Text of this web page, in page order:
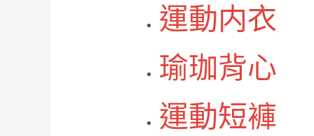
運動内衣
瑜珈背心
運動短褲